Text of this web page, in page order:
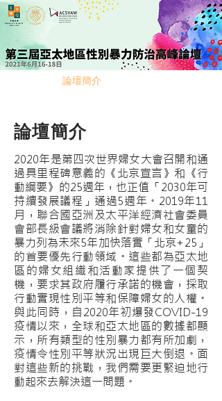
論壇簡介
論壇簡介
2020年是第四次世界婦女大會召開和通
過具里程碑意義的《北京宣言》和《行
動綱要》的25週年，也正值「2030年可
持續發展議程」通過5週年。2019年11
月，聯合國亞洲及太平洋經濟社會委員
會部長級會議將消除針對婦女和女童的
暴力列為未來5年加快落實「北京+25」
的首要優先行動領域。這些都為亞太地
區的婦女組織和活動家提供了一個契
機，要求其政府履行承諾的機會，採取
行動實現性別平等和保障婦女的人權。
與此同時，自2020年初爆發COVID-19
疫情以來，全球和亞太地區的數據都顯
示，所有類型的性別暴力都有所加劇，
疫情令性別平等狀況出現巨大倒退。面
對這些新的挑戰，我們需要更緊迫地行
動起來去解決這一問題。